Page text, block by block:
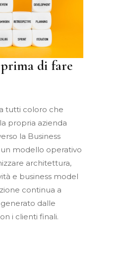
prima di fare
tutti coloro che
propria azienda
la Business
modello operativo
architettura,
e business model
continua a
dalle
i clienti finali.